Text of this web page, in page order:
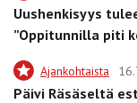
Uushenkisyys
”Oppitunnilla piti
Ajankohtaista
Päivi Räsäseltä